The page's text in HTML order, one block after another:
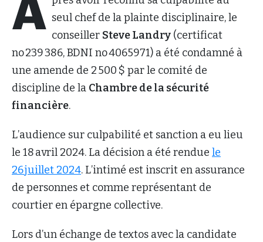
A seul chef de la plainte disciplinaire, le
conseiller Steve Landry (certificat
no 239 386, BDNI no 4065971) a été condamné à
une amende de 2 500 $ par le comité de
discipline de la Chambre de la sécurité
financière.
L’audience sur culpabilité et sanction a eu lieu
le 18 avril 2024. La décision a été rendue le
26 juillet 2024. L’intimé est inscrit en assurance
de personnes et comme représentant de
courtier en épargne collective.
Lors d’un échange de textos avec la candidate